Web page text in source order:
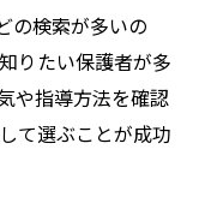
の検索が多いの
りたい保護者が多
や指導方法を確認
て選ぶことが成功